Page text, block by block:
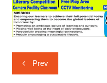
Post
navigation
Prev